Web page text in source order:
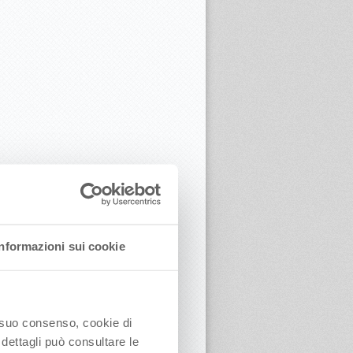
sui cookie
consenso, cookie di
può consultare le